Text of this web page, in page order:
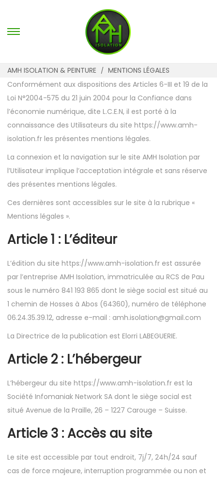
P
a
n
a
v
i
t
o
n
P
a
o
n
t
e
AMH ISOLATION & PEINTURE
MENTIONS LÉGALES
Conformément aux dispositions des Articles 6-III et 19 de la
Loi N°2004-575 du 21 juin 2004 pour la Confiance dans
l’économie numérique, dite L.C.E.N, il est porté à la
connaissance des Utilisateurs du site https://www.amh-
isolation.fr les présentes mentions légales.
La connexion et la navigation sur le site AMH Isolation par
l’Utilisateur implique l’acceptation intégrale et sans réserve
des présentes mentions légales.
Ces dernières sont accessibles sur le site à la rubrique «
Mentions légales ».
Article 1 : L’éditeur
L’édition du site https://www.amh-isolation.fr est assurée
par l’entreprise AMH Isolation, immatriculée au RCS de Pau
sous le numéro 841 193 865 dont le siège social est situé au
1 chemin de Hosses à Abos (64360), numéro de téléphone
06.24.35.39.12, adresse e-mail : amh.isolation@gmail.com
La Directrice de la publication est Elorri LABEGUERIE.
Article 2 : L’hébergeur
L’hébergeur du site https://www.amh-isolation.fr est la
Société Infomaniak Network SA dont le siège social est
situé Avenue de la Praille, 26 – 1227 Carouge – Suisse.
Article 3 : Accès au site
Le site est accessible par tout endroit, 7j/7, 24h/24 sauf
cas de force majeure, interruption programmée ou non et